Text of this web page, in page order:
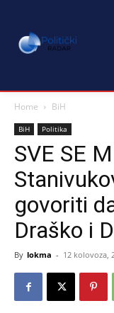
Home BiH
BiH Politika
SVE SE
govoriti
Draško i
By lokma - 12 kolovoza,